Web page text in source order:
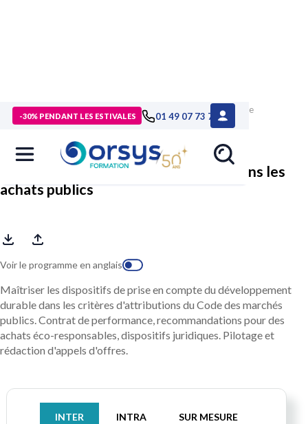
-30% PENDANT LES ESTIVALES 01 49 07 73 73
> Formations>Compétences métiers
Formation Intégrer le
développement durable dans les achats publics
Intégrer le développement durable dans les
achats publics
Voir le programme en anglais
Maîtriser les dispositifs de prise en compte du développement
durable dans les critères d'attributions du Code des marchés
publics. Contrat de performance, recommandations pour des
achats éco-responsables, dispositifs juridiques. Pilotage et
rédaction d'appels d'offres.
INTER INTRA SUR MESURE